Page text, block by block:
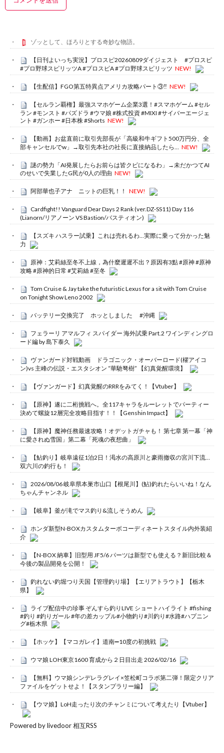
ゾッとして、ほろりとする奇妙な物語。
【日刊よいっち実況】プロスピ20260809ダイジェスト #プロスピ
#プロ野球スピリッツA #プロスピA #プロ野球スピリッツ NEW!
【生配信】FGO第五特異点アメリカ攻略パート③‼️ NEW!
【セルラン覇権】最強スマホゲーム企業3選！#スマホゲーム #セル
ラン #モンスト #パズドラ #ウマ娘 #株式投資 #MIXI #サイバーエージェ
ント #ガンホー #日本株 #Shorts NEW!
【動画】お盆直前に取引先部長が「高級和牛ギフト500万円分、全
部キャンセルでw」→取引先本社の社長に直接納品したら…
NEW!
謎の勢力「AI発展したらお前らは皆クビになるわ」→未だかつてAI
のせいで失業したG民が0人の理由 NEW!
阿部華也子アナ ニットの巨乳！！ NEW!
Cardfight!! Vanguard Dear Days 2 Rank (ver.DZ-SS11) Day 116
(Lianorn/リアノーン VS Bastion/バスティオン)
【スズキ ハスラー試乗】これは売れるわ…実際に乗って分かった魅
力
原神：艾莉絲至冬不上線，為什麼遲遲不出？原因有3點 #原神 #原神
攻略 #原神的日常 #艾莉絲 #至冬
Tom Cruise & Jay take the futuristic Lexus for a sit with Tom Cruise
on Tonight Show Leno 2002
バッテリー交換完了 ホッとしました #沖縄
フェラーリ アマルフィ スパイダー 海外試乗 Part.2 ワインディングロ
ード編 by 島下泰久
ヴァンガード対戦動画 ドラゴニック・オーバーロード(櫂アイコ
ン)vs 主峰の伝説・エスタシオン “華馳弩樹” 【幻真覚醒環境】
【ヴァンガード】幻真覚醒のRRRをみてく！【Vtuber】
【原神】遂に二桁挑戦へ。全117キャラをルーレットでパーティー
決めて螺旋12層完全攻略目指す！！【Genshin Impact】
【原神】魔神任務最速攻略！オデットガチャも！ 第七章 第一幕「神
に愛されぬ雪国」第二幕「死魂の夜想曲」
【鮎釣り】岐阜遠征1泊2日！渇水の高原川と豪雨撤収の宮川下流…
双六川の釣行も！
2026/08/06 岐阜県本巣市山口【根尾川】(鮎)釣れたらいいね！なん
ちゃんチャンネル
【岐阜】釜が滝でマス釣り&流しそうめん
ホンダ新型N-BOXカスタムターボコーディネートスタイル内外装紹
介
【N-BOX 納車】旧型用 JF5/6 パーツは新型でも使える？新旧比較＆
今後の製品開発を公開！
釣れない釣堀つり天国【管理釣り場】【エリアトラウト】【栃木
県】
ライブ配信中の珍事 ぞんすら釣りLIVE ショートハイライト #fishing
#釣り #釣りガール #年の差カップル#小物釣り#川釣り#水路#ハプニン
グ#栃木県
【ホッケ】【マコガレイ】道南➖10度の初挑戦
ウマ娘 LOH東京1600 育成から２日目出走 2026/02/16
【無料】ウマ娘シンデレラグレイ×笠松町コラボ第二弾！限定クリア
ファイルをゲットせよ！【スタンプラリー編】
【ウマ娘】LoH走ったり次のチャンミについて考えたり【Vtuber】
Powered by livedoor 相互RSS